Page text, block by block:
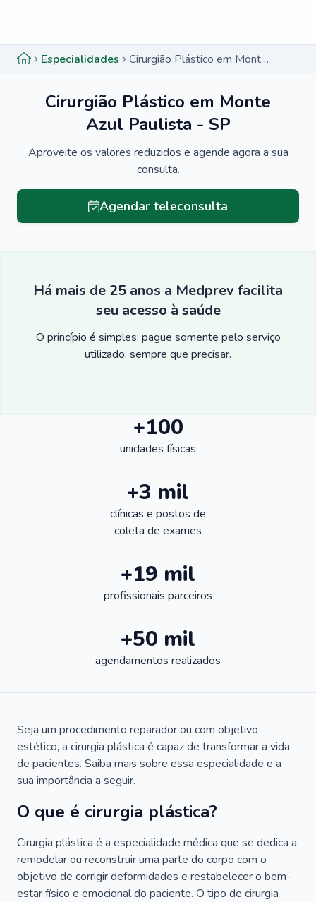
Especialidades Cirurgião Plástico em Monte Azul Paulista - SP
Cirurgião Plástico em Monte
Azul Paulista - SP
Aproveite os valores reduzidos e agende agora a sua
consulta.
Agendar teleconsulta
Há mais de 25 anos a Medprev facilita
seu acesso à saúde
O princípio é simples: pague somente pelo serviço
utilizado, sempre que precisar.
+100
unidades físicas
+3 mil
clínicas e postos de
coleta de exames
+19 mil
profissionais parceiros
+50 mil
agendamentos realizados
Seja um procedimento reparador ou com objetivo
estético, a cirurgia plástica é capaz de transformar a vida
de pacientes. Saiba mais sobre essa especialidade e a
sua importância a seguir.
O que é cirurgia plástica?
Cirurgia plástica é a especialidade médica que se dedica a
remodelar ou reconstruir uma parte do corpo com o
objetivo de corrigir deformidades e restabelecer o bem-
estar físico e emocional do paciente. O tipo de cirurgia